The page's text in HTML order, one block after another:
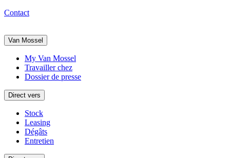
Contact
Van Mossel
My Van Mossel
Travailler chez
Dossier de presse
Direct vers
Stock
Leasing
Dégâts
Entretien